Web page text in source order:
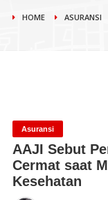
HOME ASURANSI
Asuransi
AAJI Sebut
Cermat saat
Kesehatan